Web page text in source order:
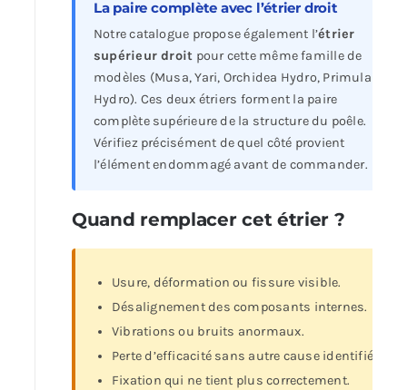
La paire complète avec l’étrier droit
Notre catalogue propose également l’étrier
supérieur droit pour cette même famille de
modèles (Musa, Yari, Orchidea Hydro, Primula
Hydro). Ces deux étriers forment la paire
complète supérieure de la structure du poêle.
Vérifiez précisément de quel côté provient
l’élément endommagé avant de commander.
Quand remplacer cet étrier ?
Usure, déformation ou fissure visible.
Désalignement des composants internes.
Vibrations ou bruits anormaux.
Perte d’efficacité sans autre cause identifiée.
Fixation qui ne tient plus correctement.